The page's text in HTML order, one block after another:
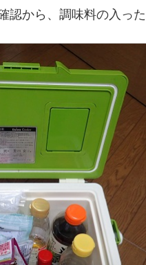
認から、調味料の入っ